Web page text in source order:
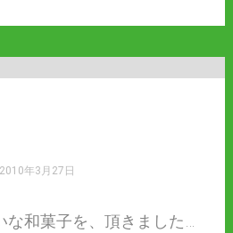
2010年3月27日
和菓子を、頂きました…